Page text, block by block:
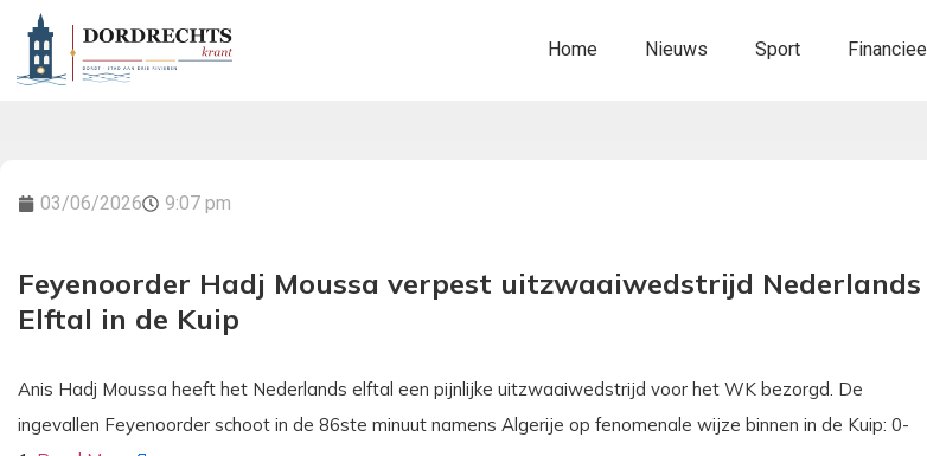
Home Nieuws Sport Financieel
03/06/2026 9:07 pm
Feyenoorder Hadj Moussa verpest uitzwaaiwedstrijd Nederlands
Elftal in de Kuip
Anis Hadj Moussa heeft het Nederlands elftal een pijnlijke uitzwaaiwedstrijd voor het WK bezorgd. De
ingevallen Feyenoorder schoot in de 86ste minuut namens Algerije op fenomenale wijze binnen in de Kuip: 0-